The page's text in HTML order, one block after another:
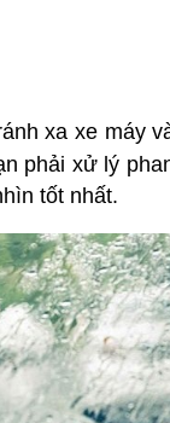
xa xe
phải xử lý
tốt nhất.